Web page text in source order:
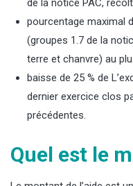
de la notice PAC,
pourcentage maximal
(groupes 1.7 de la
terre et chanvre) au
baisse de 25 % de
dernier exercice clos
précédentes.
Quel est le